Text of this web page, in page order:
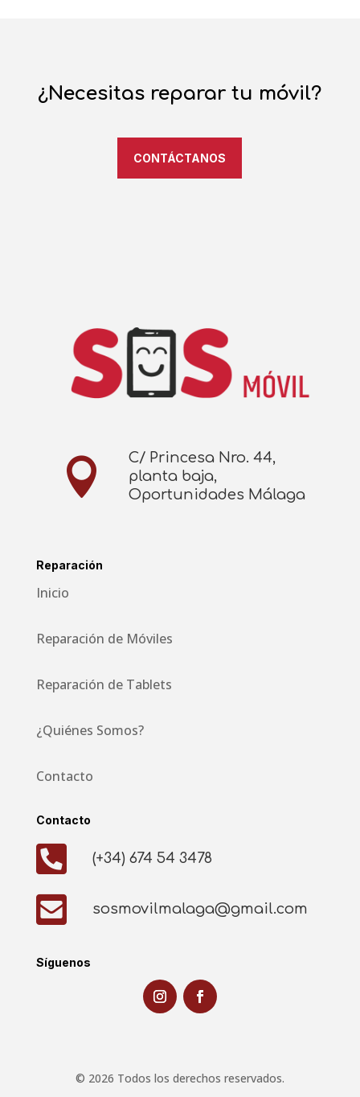
¿Necesitas reparar tu móvil?
CONTÁCTANOS

C/ Princesa Nro. 44,
planta baja,
Oportunidades Málaga
Reparación
Inicio
Reparación de Móviles
Reparación de Tablets
¿Quiénes Somos?
Contacto
Contacto
 (+34) 674 54 3478
 sosmovilmalaga@gmail.com
Síguenos
© 2026 Todos los derechos reservados.